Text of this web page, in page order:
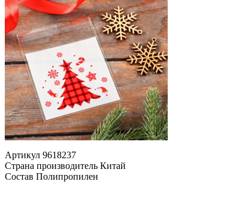
Артикул 9618237
Страна производитель Китай
Состав Полипропилен